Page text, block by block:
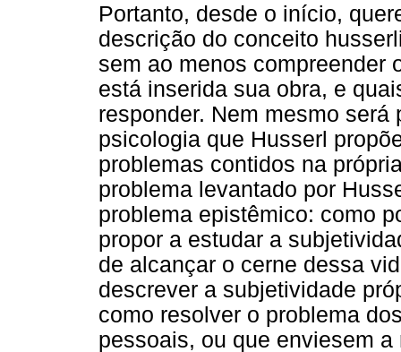
Portanto, desde o início,
descrição do conceito
sem ao menos compreender
está inserida sua obra, e
responder. Nem mesmo
psicologia que Husserl
problemas contidos na
problema levantado por
problema epistêmico: como
propor a estudar a
de alcançar o cerne dessa
descrever a subjetividade
como resolver o problema
pessoais, ou que enviesem